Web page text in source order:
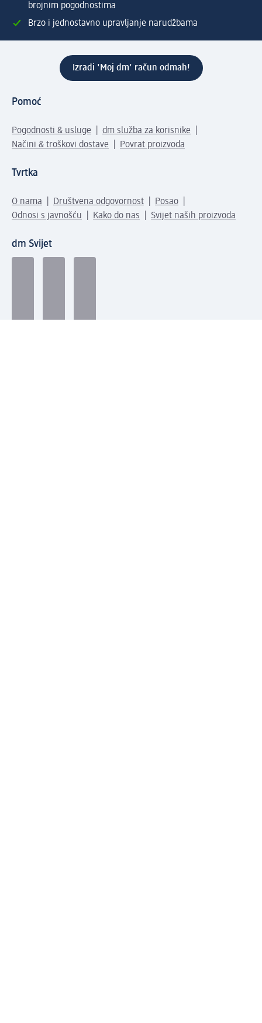
brojnim pogodnostima
Brzo i jednostavno upravljanje narudžbama
Izradi 'Moj dm' račun odmah!
Pomoć
Pogodnosti & usluge
dm služba za korisnike
Načini & troškovi dostave
Povrat proizvoda
Tvrtka
O nama Društvena odgovornost
Posao
Odnosi s javnošću
Kako do nas Svijet naših proizvoda
dm Svijet